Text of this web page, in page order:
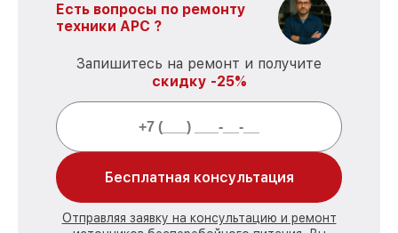
Есть вопросы по ремонту
техники APC ?
Запишитесь на ремонт и получите
скидку -25%
Бесплатная консультация
Отправляя заявку на консультацию и ремонт